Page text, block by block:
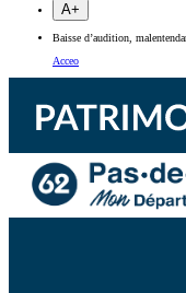
A+
Baisse d’audition,
Acceo